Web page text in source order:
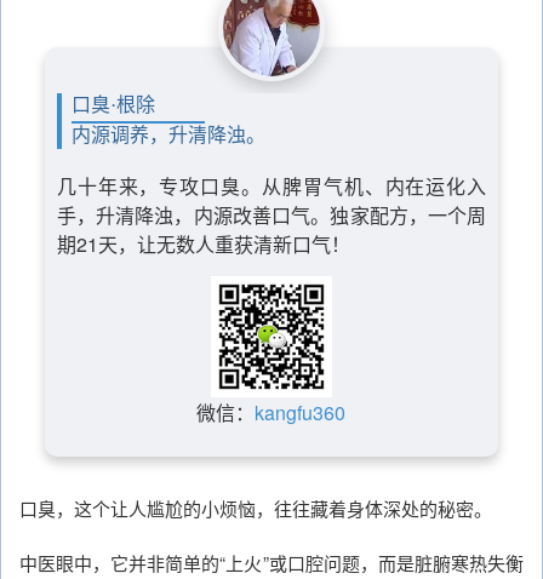
口臭·根除
内源调养，升清降浊。
几十年来，专攻口臭。从脾胃气机、内在运化入
手，升清降浊，内源改善口气。独家配方，一个周
期21天，让无数人重获清新口气！
微信： kangfu360
口臭，这个让人尴尬的小烦恼，往往藏着身体深处的秘密。
中医眼中，它并非简单的“上火”或口腔问题，而是脏腑寒热失衡